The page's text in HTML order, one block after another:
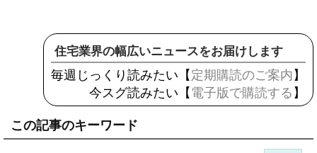
住宅業界の幅広いニュースをお届けします
毎週じっくり読みたい【 定期購読のご案内 】
今スグ読みたい【 電子版で購読する 】
この記事のキーワード